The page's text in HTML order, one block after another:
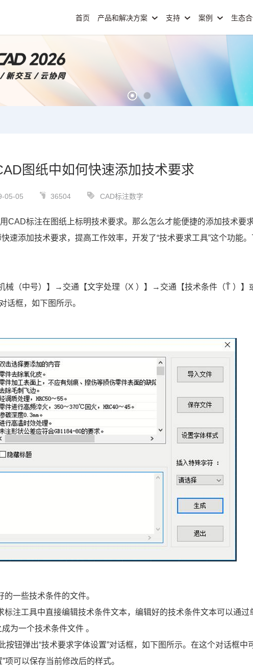
首页 产品和解决方案 支持 案例 生态
图纸中如何快速添加技术要求
05-05 36504 CAD标注数字
CAD标注在图纸上标明技术要求。那么怎么才能便捷的添加技术要
速添加技术要求，提高工作效率，开发了“技术要求工具”这个功能。
械（中号）】 →交通 【文字处理（X ）】 →交通 【技术条件（Ť ）】
对话框，如下图所示。
的一些技术条件的文件。
标注工具中直接编辑技术条件文本，编辑好的技术条件文本可以通过
为一个技术条件文件 。
按钮弹出“技术要求字体设置”对话框，如下图所示。在这个对话框中
”项可以保存当前修改后的样式。